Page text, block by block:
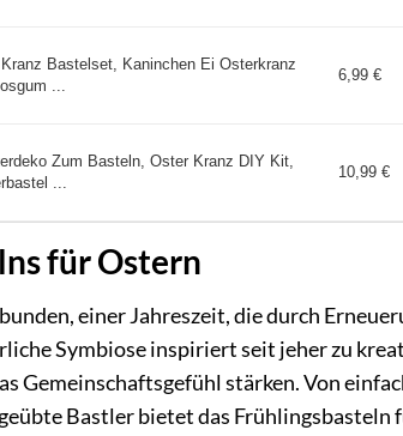
Bastelset, Kaninchen Ei Osterkranz
...
6,99 €
Zum Basteln, Oster Kranz DIY Kit,
...
10,99 €
für Ostern
einer Jahreszeit, die durch
Symbiose inspiriert seit jeher zu
Gemeinschaftsgefühl stärken. Von
Bastler bietet das Frühlingsbasteln